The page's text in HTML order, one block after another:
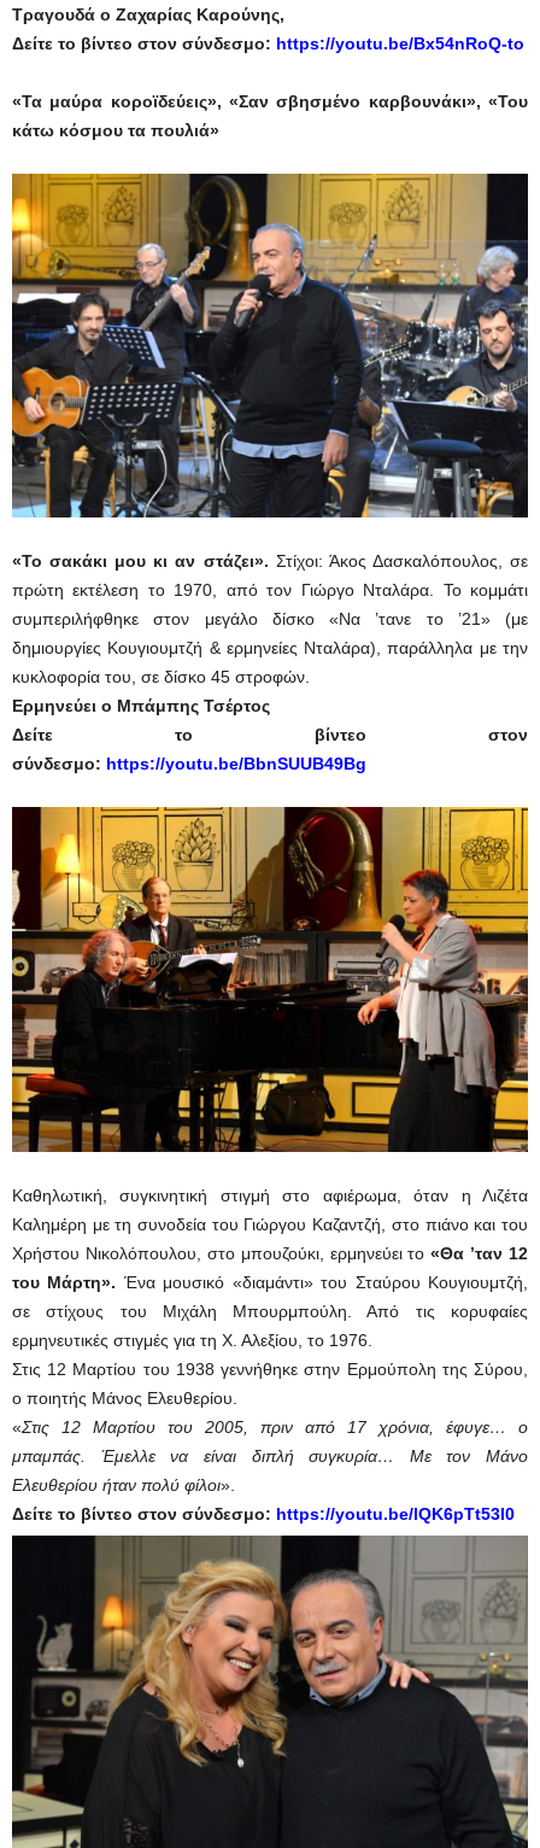
Τραγουδά ο Ζαχαρίας Καρούνης,
Δείτε το βίντεο στον σύνδεσμο: https://youtu.be/Bx54nRoQ-to
«Τα μαύρα κοροϊδεύεις», «Σαν σβησμένο καρβουνάκι», «Του
κάτω κόσμου τα πουλιά»
«Το σακάκι μου κι αν στάζει». Στίχοι: Άκος Δασκαλόπουλος, σε
πρώτη εκτέλεση το 1970, από τον Γιώργο Νταλάρα. Το κομμάτι
συμπεριλήφθηκε στον μεγάλο δίσκο «Να ’τανε το ’21» (με
δημιουργίες Κουγιουμτζή & ερμηνείες Νταλάρα), παράλληλα με την
κυκλοφορία του, σε δίσκο 45 στροφών.
Ερμηνεύει ο Μπάμπης Τσέρτος
Δείτε το βίντεο στον
σύνδεσμο: https://youtu.be/BbnSUUB49Bg
Καθηλωτική, συγκινητική στιγμή στο αφιέρωμα, όταν η Λιζέτα
Καλημέρη με τη συνοδεία του Γιώργου Καζαντζή, στο πιάνο και του
Χρήστου Νικολόπουλου, στο μπουζούκι, ερμηνεύει το«Θα ’ταν 12
του Μάρτη». Ένα μουσικό «διαμάντι» του Σταύρου Κουγιουμτζή,
σε στίχους του Μιχάλη Μπουρμπούλη. Από τις κορυφαίες
ερμηνευτικές στιγμές για τη Χ. Αλεξίου, το 1976.
Στις 12 Μαρτίου του 1938 γεννήθηκε στην Ερμούπολη της Σύρου,
ο ποιητής Μάνος Ελευθερίου.
«Στις 12 Μαρτίου του 2005, πριν από 17 χρόνια, έφυγε… ο
μπαμπάς. Έμελλε να είναι διπλή συγκυρία… Με τον Μάνο
Ελευθερίου ήταν πολύ φίλοι».
Δείτε το βίντεο στον σύνδεσμο: https://youtu.be/lQK6pTt53I0